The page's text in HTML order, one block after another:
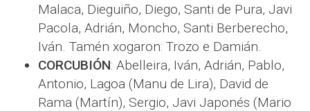
Malaca, Dieguiño, Diego, Santi de Pura, Javi
Pacola, Adrián, Moncho, Santi Berberecho,
Iván. Tamén xogaron: Trozo e Damián.
CORCUBIÓN: Abelleira, Iván, Adrián, Pablo,
Antonio, Lagoa (Manu de Lira), David de
Rama (Martín), Sergio, Javi Japonés (Mario